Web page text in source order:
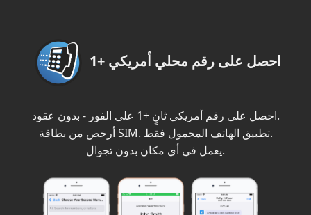
احصل على رقم محلي أمريكي +1
احصل على رقم أمريكي ثانٍ +1 على الفور - بدون عقود.
أرخص من بطاقة SIM. تطبيق الهاتف المحمول فقط.
يعمل في أي مكان بدون تجوال.